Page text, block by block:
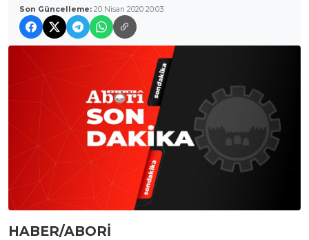
Son Güncelleme: 20 Nisan 2020 20:03
HABER/ABORİ